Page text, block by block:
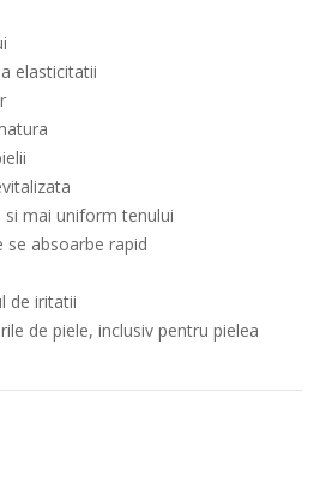
elasticitatii
mai uniform tenului
se absoarbe rapid
de iritatii
de piele, inclusiv pentru pielea